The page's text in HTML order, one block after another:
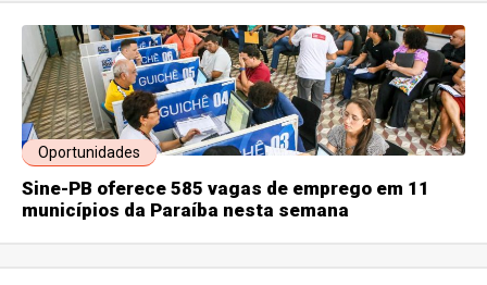
Oportunidades
Sine-PB oferece 585 vagas de emprego em 11
municípios da Paraíba nesta semana